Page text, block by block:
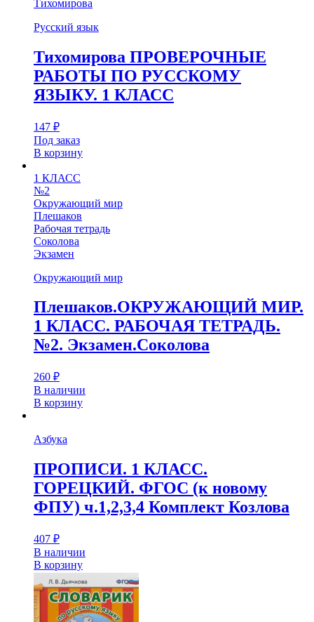
Тихомирова
Русский язык
Тихомирова ПРОВЕРОЧНЫЕ
РАБОТЫ ПО РУССКОМУ
ЯЗЫКУ. 1 КЛАСС
147 ₽
Под заказ
В корзину
1 КЛАСС
№2
Окружающий мир
Плешаков
Рабочая тетрадь
Соколова
Экзамен
Окружающий мир
Плешаков.ОКРУЖАЮЩИЙ МИР.
1 КЛАСС. РАБОЧАЯ ТЕТРАДЬ.
№2. Экзамен.Соколова
260 ₽
В наличии
В корзину
Азбука
ПРОПИСИ. 1 КЛАСС.
ГОРЕЦКИЙ. ФГОС (к новому
ФПУ) ч.1,2,3,4 Комплект Козлова
407 ₽
В наличии
В корзину